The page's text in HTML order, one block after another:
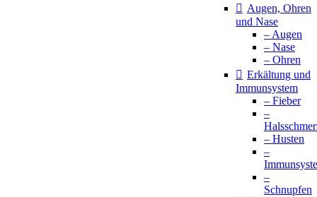
Augen, Ohren
und Nase
– Augen
– Nase
– Ohren
Erkältung und
Immunsystem
– Fieber
–
– Husten
–
–
Schnupfen